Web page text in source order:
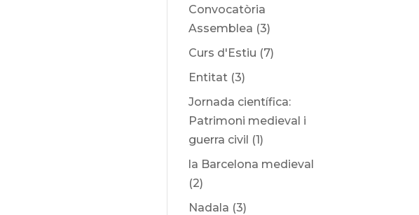
Convocatòria
Assemblea (3)
Curs d'Estiu (7)
Entitat (3)
Jornada científica:
Patrimoni medieval i
guerra civil (1)
la Barcelona medieval
(2)
Nadala (3)